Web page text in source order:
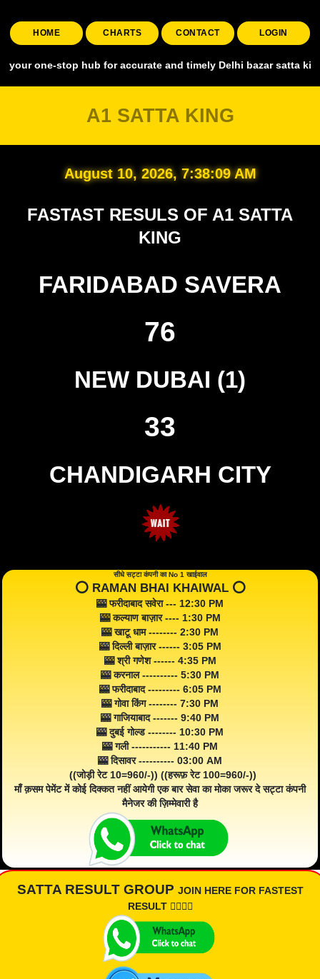
HOME CHARTS CONTACT LOGIN
stop hub for accurate and timely Delhi bazar satta king,
A1 SATTA KING
August 10, 2026, 7:38:10 AM
FASTAST RESULS OF A1 SATTA
KING
FARIDABAD SAVERA
76
NEW DUBAI (1)
33
CHANDIGARH CITY
सीधे सट्टा कंपनी का No 1 खाईवाल
⭕️ RAMAN BHAI KHAIWAL ⭕️
🎰 फरीदाबाद सवेरा --- 12:30 PM
🎰 कल्याण बाज़ार ---- 1:30 PM
🎰 खाटू धाम -------- 2:30 PM
🎰 दिल्ली बाज़ार ------ 3:05 PM
🎰 श्री गणेश ------ 4:35 PM
🎰 करनाल ---------- 5:30 PM
🎰 फरीदाबाद --------- 6:05 PM
🎰 गोवा किंग -------- 7:30 PM
🎰 गाजियाबाद ------- 9:40 PM
🎰 दुबई गोल्ड -------- 10:30 PM
🎰 गली ----------- 11:40 PM
🎰 दिसावर ---------- 03:00 AM
((जोड़ी रेट 10=960/-)) ((हरूफ़ रेट 100=960/-))
माँ क़सम पेमेंट में कोई दिक्कत नहीं आयेगी एक बार सेवा का मोका जरूर दे सट्टा कंपनी
मैनेजर की ज़िम्मेवारी है
SATTA RESULT GROUP JOIN HERE FOR FASTEST
RESULT 👇🏾👇🏾